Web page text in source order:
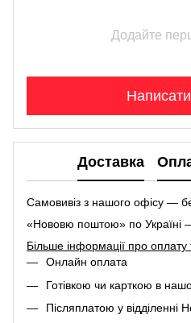
Додайте
Написати
Доставка
Самовивіз з нашого офісу —
«Нововю поштою» по Україні
Більше інформації про оплату
Онлайн оплата
Готівкою чи карткою в
Післяплатою у відділенні